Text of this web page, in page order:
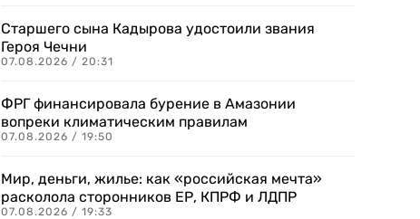
Старшего сына Кадырова удостоили звания
Героя Чечни
07.08.2026 / 20:31
ФРГ финансировала бурение в Амазонии
вопреки климатическим правилам
07.08.2026 / 19:50
Мир, деньги, жилье: как «российская мечта»
расколола сторонников ЕР, КПРФ и ЛДПР
07.08.2026 / 19:33